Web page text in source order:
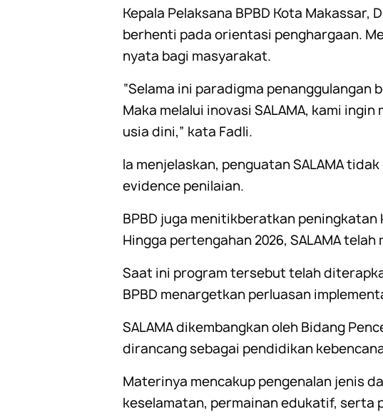
Kepala Pelaksana BPBD Kota
berhenti pada orientasi penghargaan.
nyata bagi masyarakat.
“Selama ini paradigma
Maka melalui inovasi SALAMA, kami
usia dini,” kata Fadli.
Ia menjelaskan, penguatan SALAMA
evidence penilaian.
BPBD juga menitikberatkan
Hingga pertengahan 2026, SALAMA
Saat ini program tersebut telah
BPBD menargetkan perluasan
SALAMA dikembangkan oleh Bidang
dirancang sebagai pendidikan
Materinya mencakup pengenalan jenis
keselamatan, permainan edukatif, serta